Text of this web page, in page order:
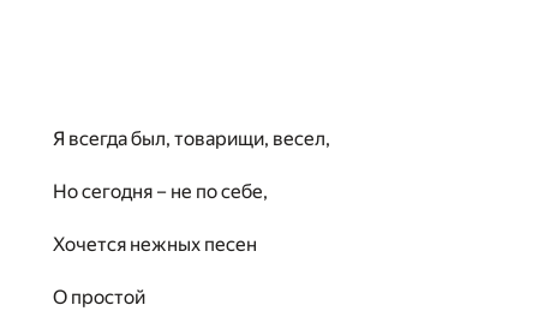
Я всегда был, товарищи, весел,
Но сегодня – не по себе,
Хочется нежных песен
О простой